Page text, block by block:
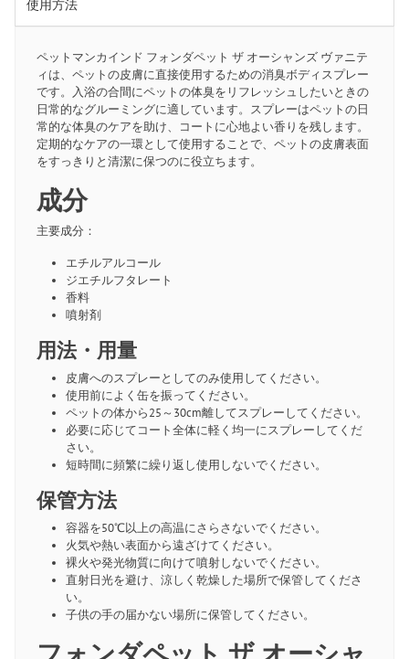
使用方法
ペットマンカインド フォンダペット ザ オーシャンズ ヴァニテ
ィは、ペットの皮膚に直接使用するための消臭ボディスプレー
です。入浴の合間にペットの体臭をリフレッシュしたいときの
日常的なグルーミングに適しています。スプレーはペットの日
常的な体臭のケアを助け、コートに心地よい香りを残します。
定期的なケアの一環として使用することで、ペットの皮膚表面
をすっきりと清潔に保つのに役立ちます。
成分
主要成分：
エチルアルコール
ジエチルフタレート
香料
噴射剤
用法・用量
皮膚へのスプレーとしてのみ使用してください。
使用前によく缶を振ってください。
ペットの体から25～30cm離してスプレーしてください。
必要に応じてコート全体に軽く均一にスプレーしてくだ
さい。
短時間に頻繁に繰り返し使用しないでください。
保管方法
容器を50℃以上の高温にさらさないでください。
火気や熱い表面から遠ざけてください。
裸火や発光物質に向けて噴射しないでください。
直射日光を避け、涼しく乾燥した場所で保管してくださ
い。
子供の手の届かない場所に保管してください。